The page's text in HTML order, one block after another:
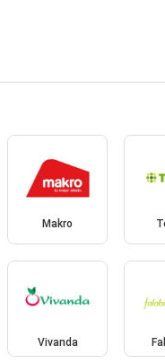
Makro
Vivanda